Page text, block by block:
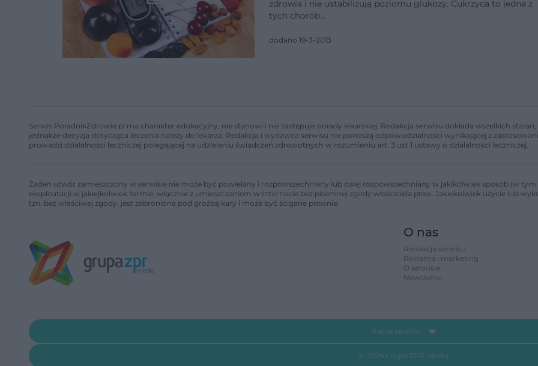
zdrowia i nie ustabilizują poziomu glukozy. Cukrzyca to jedna z
tych chorób…
dodano 19-3-2013
Serwis PoradnikZdrowie.pl ma charakter edukacyjny, nie stanowi i nie zastępuje porady lekarskiej. Redakcja serwisu dokłada wszelkich
jednakże decyzja dotycząca leczenia należy do lekarza. Redakcja i wydawca serwisu nie ponoszą odpowiedzialności wynikającej z
prowadzi działalności leczniczej polegającej na udzielaniu świadczeń zdrowotnych w rozumieniu art. 3 ust 1 ustawy o działalności leczniczej.
Żaden utwór zamieszczony w serwisie nie może być powielany i rozpowszechniany lub dalej rozpowszechniany w jakikolwiek sposób (w
eksploatacji w jakiejkolwiek formie, włącznie z umieszczaniem w Internecie bez pisemnej zgody właściciela praw. Jakiekolwiek użycie lub
tzn. bez właściwej zgody, jest zabronione pod groźbą kary i może być ścigane prawnie.
O nas
Redakcja serwisu
Reklama i marketing
O serwisie
Newsletter
Nasze serwisy
© 2026 Grupa ZPR Media